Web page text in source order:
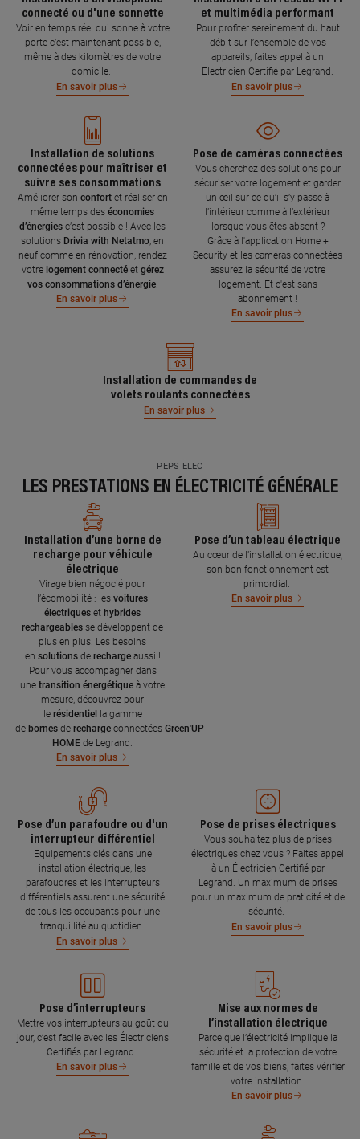
connecté ou d'une sonnette
Voir en temps réel qui sonne à votre
porte c’est maintenant possible,
même à des kilomètres de votre
domicile.
En savoir plus
et multimédia performant
Pour profiter sereinement du haut
débit sur l’ensemble de vos
appareils, faites appel à un
Electricien Certifié par Legrand.
En savoir plus
Installation de solutions
connectées pour maîtriser et
suivre ses consommations
Améliorer son confort et réaliser en
même temps des économies
d’énergies c’est possible ! Avec les
solutions Drivia with Netatmo , en
neuf comme en rénovation, rendez
votre logement connecté et gérez
vos consommations d’énergie.
En savoir plus
Pose de caméras connectées
Vous cherchez des solutions pour
sécuriser votre logement et garder
un œil sur ce qu’il s’y passe à
l’intérieur comme à l’extérieur
lorsque vous êtes absent ?
Grâce à l'application Home +
Security et les caméras connectées
assurez la sécurité de votre
logement. Et c'est sans
abonnement !
En savoir plus
Installation de commandes de
volets roulants connectées
En savoir plus
PEPS ELEC
LES PRESTATIONS EN ÉLECTRICITÉ GÉNÉRALE
Installation d’une borne de
recharge pour véhicule
électrique
Virage bien négocié pour
l’écomobilité : les voitures
électriques et hybrides
rechargeables se développent de
plus en plus. Les besoins
en solutions de recharge aussi !
Pour vous accompagner dans
une transition énergétique à votre
mesure, découvrez pour
le résidentiel la gamme
de bornes de recharge connectées Green'UP
HOME de Legrand.
En savoir plus
Pose d’un tableau électrique
Au cœur de l’installation électrique,
son bon fonctionnement est
primordial.
En savoir plus
Pose d’un parafoudre ou d'un
interrupteur différentiel
Equipements clés dans une
installation électrique, les
parafoudres et les interrupteurs
différentiels assurent une sécurité
de tous les occupants pour une
tranquillité au quotidien.
En savoir plus
Pose de prises électriques
Vous souhaitez plus de prises
électriques chez vous ? Faites appel
à un Électricien Certifié par
Legrand. Un maximum de prises
pour un maximum de praticité et de
sécurité.
En savoir plus
Pose d’interrupteurs
Mettre vos interrupteurs au goût du
jour, c’est facile avec les Électriciens
Certifiés par Legrand.
En savoir plus
Mise aux normes de
l’installation électrique
Parce que l’électricité implique la
sécurité et la protection de votre
famille et de vos biens, faites vérifier
votre installation.
En savoir plus